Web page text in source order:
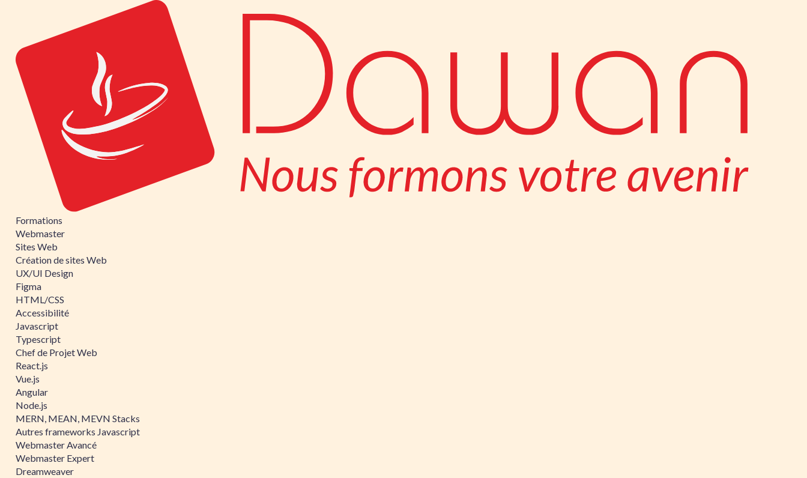
Formations
Webmaster
Sites Web
Création de sites Web
UX/UI Design
Figma
HTML/CSS
Accessibilité
Javascript
Typescript
Chef de Projet Web
React.js
Vue.js
Angular
Node.js
MERN, MEAN, MEVN Stacks
Autres frameworks Javascript
Webmaster Avancé
Webmaster Expert
Dreamweaver